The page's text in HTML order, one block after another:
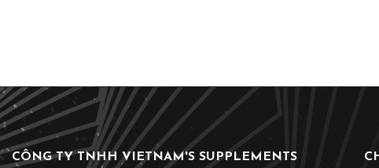
CÔNG TY TNHH VIETNAM'S SUPPLEMENTS